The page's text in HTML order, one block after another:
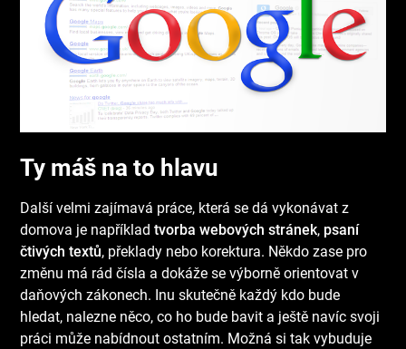
Ty máš na to hlavu
Další velmi zajímavá práce, která se dá vykonávat z
domova je napříkladtvorba webových stránek, psaní
čtivých textů, překlady nebo korektura. Někdo zase pro
změnu má rád čísla a dokáže se výborně orientovat v
daňových zákonech. Inu skutečně každý kdo bude
hledat, nalezne něco, co ho bude bavit a ještě navíc svoji
práci může nabídnout ostatním. Možná si tak vybuduje